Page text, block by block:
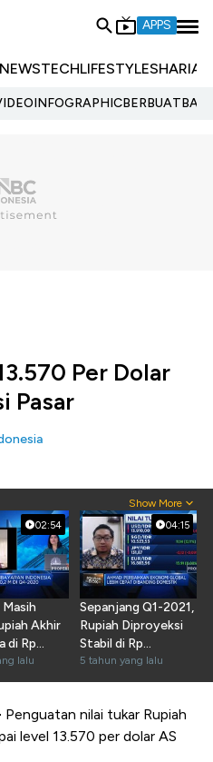
APPS
NEWSTECHLIFESTYLESHARIA
INFOGRAPHIC
Per Dolar
Pasar
Show More
02:54
Akhir
di Rp
lalu
04:15
Sepanjang Q1-2021,
Rupiah Diproyeksi
Stabil di Rp
13.900/USD
5 tahun yang lalu
Penguatan nilai tukar Rupiah
level 13.570 per dolar AS